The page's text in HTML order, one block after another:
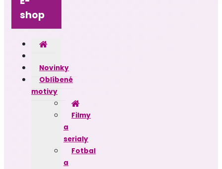
shop
Novinky
Oblíbené
motivy
Filmy
a
serialy
Fotbal
a